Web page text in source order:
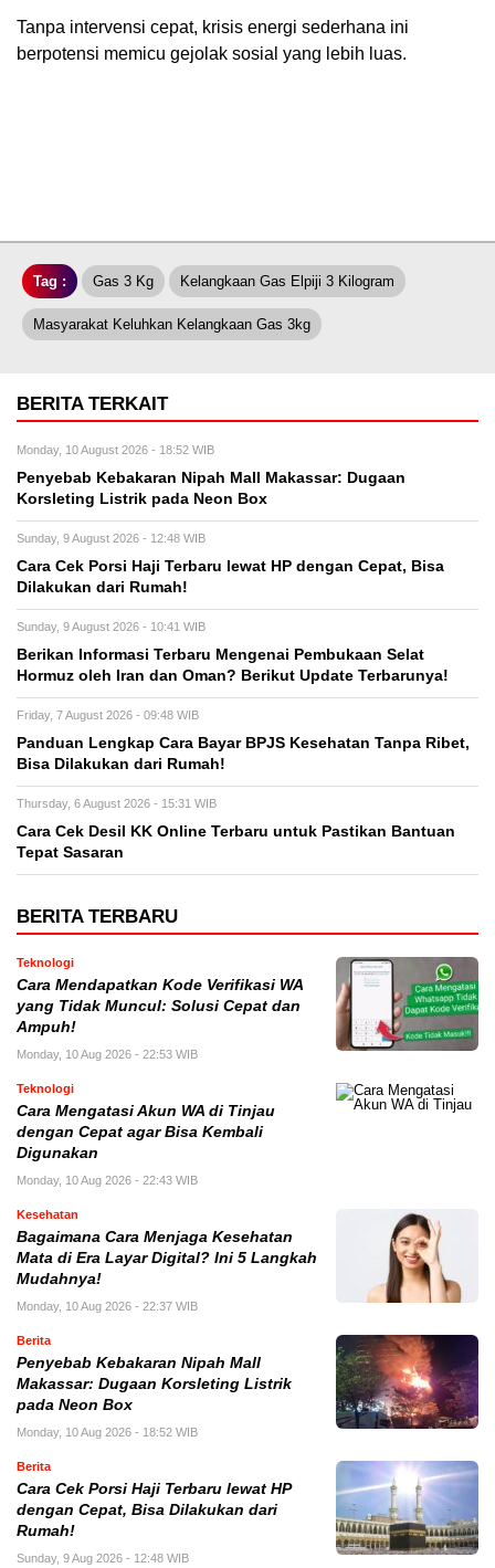
Tanpa intervensi cepat, krisis energi sederhana ini
berpotensi memicu gejolak sosial yang lebih luas.
Tag : Gas 3 Kg Kelangkaan Gas Elpiji 3 Kilogram
Masyarakat Keluhkan Kelangkaan Gas 3kg
BERITA TERKAIT
Monday, 10 August 2026 - 18:52 WIB
Penyebab Kebakaran Nipah Mall Makassar: Dugaan
Korsleting Listrik pada Neon Box
Sunday, 9 August 2026 - 12:48 WIB
Cara Cek Porsi Haji Terbaru lewat HP dengan Cepat, Bisa
Dilakukan dari Rumah!
Sunday, 9 August 2026 - 10:41 WIB
Berikan Informasi Terbaru Mengenai Pembukaan Selat
Hormuz oleh Iran dan Oman? Berikut Update Terbarunya!
Friday, 7 August 2026 - 09:48 WIB
Panduan Lengkap Cara Bayar BPJS Kesehatan Tanpa Ribet,
Bisa Dilakukan dari Rumah!
Thursday, 6 August 2026 - 15:31 WIB
Cara Cek Desil KK Online Terbaru untuk Pastikan Bantuan
Tepat Sasaran
BERITA TERBARU
Teknologi
Cara Mendapatkan Kode Verifikasi WA
yang Tidak Muncul: Solusi Cepat dan
Ampuh!
Monday, 10 Aug 2026 - 22:53 WIB
Teknologi
Cara Mengatasi Akun WA di Tinjau
dengan Cepat agar Bisa Kembali
Digunakan
Monday, 10 Aug 2026 - 22:43 WIB
Kesehatan
Bagaimana Cara Menjaga Kesehatan
Mata di Era Layar Digital? Ini 5 Langkah
Mudahnya!
Monday, 10 Aug 2026 - 22:37 WIB
Berita
Penyebab Kebakaran Nipah Mall
Makassar: Dugaan Korsleting Listrik
pada Neon Box
Monday, 10 Aug 2026 - 18:52 WIB
Berita
Cara Cek Porsi Haji Terbaru lewat HP
dengan Cepat, Bisa Dilakukan dari
Rumah!
Sunday, 9 Aug 2026 - 12:48 WIB